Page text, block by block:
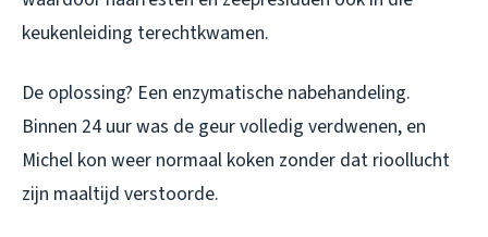
keukenleiding terechtkwamen.
De oplossing? Een enzymatische nabehandeling.
Binnen 24 uur was de geur volledig verdwenen, en
Michel kon weer normaal koken zonder dat rioollucht
zijn maaltijd verstoorde.